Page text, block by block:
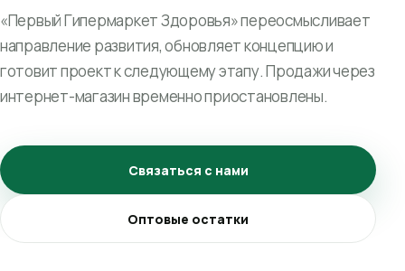
«Первый Гипермаркет Здоровья» переосмысливает
направление развития, обновляет концепцию и
готовит проект к следующему этапу. Продажи через
интернет-магазин временно приостановлены.
Связаться с нами
Оптовые остатки